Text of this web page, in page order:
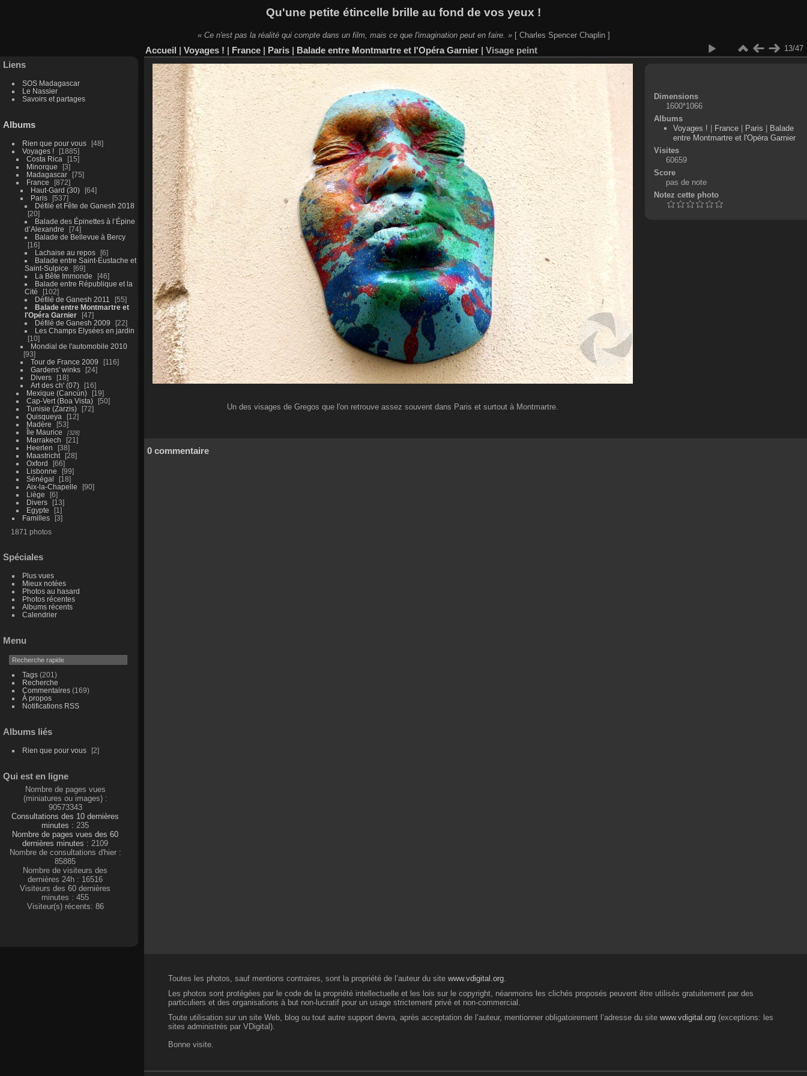
Qu'une petite étincelle brille au fond de vos yeux !
« Ce n'est pas la réalité qui compte dans un film, mais ce que l'imagination peut en faire. »[ Charles Spencer Chaplin ]
Liens
SOS Madagascar
Le Nassier
Savoirs et partages
Albums
Rien que pour vous
48
Voyages !
1885
Costa Rica
15
Minorque
3
Madagascar
75
France
872
Haut-Gard (30)
64
Paris
537
Défilé et Fête de Ganesh 2018
20
Balade des Épinettes à l’Épine
d’Alexandre
74
Balade de Bellevue à Bercy
16
Lachaise au repos
6
Balade entre Saint-Eustache et
Saint-Sulpice
69
La Bête Immonde
46
Balade entre République et la
Cité
102
Défilé de Ganesh 2011
55
Balade entre Montmartre et
l'Opéra Garnier
47
Défilé de Ganesh 2009
22
Les Champs Elysées en jardin
10
Mondial de l'automobile 2010
93
Tour de France 2009
116
Gardens' winks
24
Divers
18
Art des ch' (07)
16
Mexique (Cancún)
19
Cap-Vert (Boa Vista)
50
Tunisie (Zarzis)
72
Quisqueya
12
Madère
53
Île Maurice
328
Marrakech
21
Heerlen
38
Maastricht
28
Oxford
66
Lisbonne
99
Sénégal
18
Aix-la-Chapelle
90
Liège
6
Divers
13
Egypte
1
Familles
3
1871 photos
Spéciales
Plus vues
Mieux notées
Photos au hasard
Photos récentes
Albums récents
Calendrier
Menu
Tags(201)
Recherche
Commentaires(169)
À propos
Notifications RSS
Albums liés
Rien que pour vous 2
Qui est en ligne
Nombre de pages vues
(miniatures ou images) :
90573343
Consultations des 10 dernières
minutes : 235
Nombre de pages vues des 60
dernières minutes : 2109
Nombre de consultations d'hier :
85885
Nombre de visiteurs des
dernières 24h : 16516
Visiteurs des 60 dernières
minutes : 455
Visiteur(s) récents: 86
Accueil | Voyages ! | France | Paris | Balade entre Montmartre et l'Opéra Garnier | Visage peint 13/47
Un des visages de Gregos que l'on retrouve assez souvent dans Paris et surtout à Montmartre.
Dimensions
1600*1066
Albums
Voyages !
France Paris
Balade
entre Montmartre et l'Opéra Garnier
Visites
60659
Score
pas de note
Notez cette photo
0 commentaire
Toutes les photos, sauf mentions contraires, sont la propriété de l’auteur du site www.vdigital.org
Les photos sont protégées par le code de la propriété intellectuelle et les lois sur le copyright, néanmoins les clichés proposés peuvent être utilisés gratuitement par des
particuliers et des organisations à but non-lucratif pour un usage strictement privé et non-commercial.
Toute utilisation sur un site Web, blog ou tout autre support devra, après acceptation de l’auteur, mentionner obligatoirement l’adresse du site www.vdigital.org (exceptions: les
sites administrés par VDigital).
Bonne visite.